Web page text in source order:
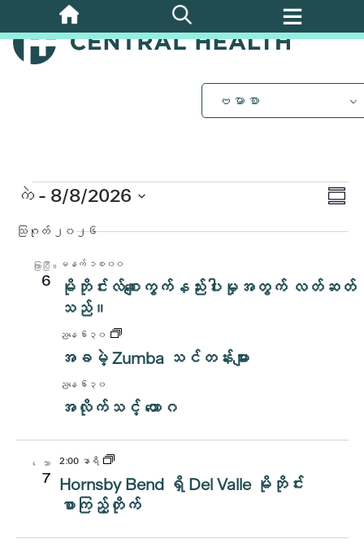
အဓိက
အကြောင်းအရာ
သို့
ဗမာစာ
ဒါနဲ့
ပွဲ
အကျဉ်
ကဲ - 8/8/2026
ကို
ပါ။
သြဂုတ် ၂၀၂၆
ကြာပြီ။
6
မနက် ၁၀း၀၀
မိုဘိုင်းလ်စျေးကွက်နည်းပါးမှုအတွက် လတ်ဆတ်
သည်။
ညနေ ၆း၃၀
အခမဲ့ Zumba သင်တန်းများ
ညနေ ၆း၃၀
အလိုက်သင့် ယောဂ
ေသာ
7
2:00 နာရီ
Hornsby Bend ရှိ Del Valle မိုဘိုင်း
စာကြည့်တိုက်